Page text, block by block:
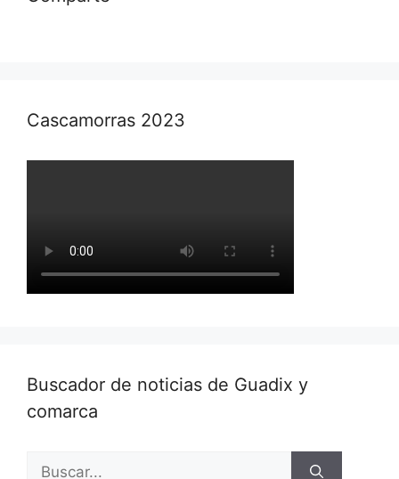
Cascamorras 2023
Buscador de noticias de Guadix y
comarca
Buscar: